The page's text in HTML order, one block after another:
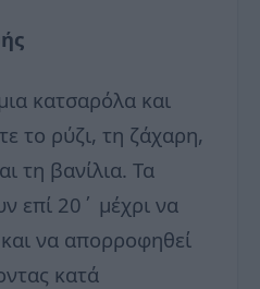
κατσαρόλα και
το ρύζι, τη ζάχαρη,
τη βανίλια. Τα
επί 20΄ μέχρι να
να απορροφηθεί
κατά